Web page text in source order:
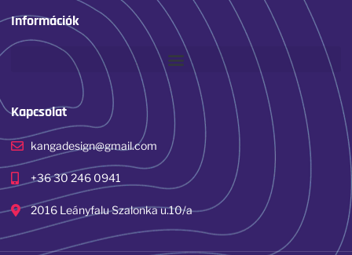
Információk
Kapcsolat
kangadesign@gmail.com
+36 30 246 0941
2016 Leányfalu Szalonka u.10/a